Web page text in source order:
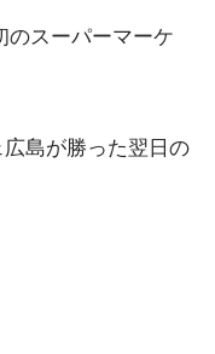
のスーパーマーケ
島が勝った翌日の